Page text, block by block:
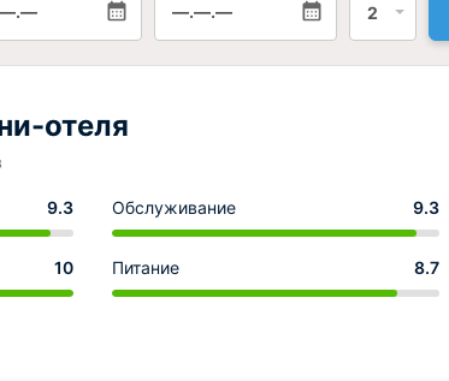
—.—.— 2
отеля
9.3 Обслуживание 9.3
10 Питание 8.7